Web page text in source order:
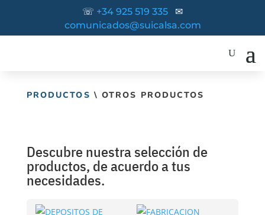
☏ +34 925 519 335 ✉
comunicados@suicalsa.com
PRODUCTOS \ OTROS PRODUCTOS
Descubre nuestra selección de
productos, de acuerdo a tus
necesidades.